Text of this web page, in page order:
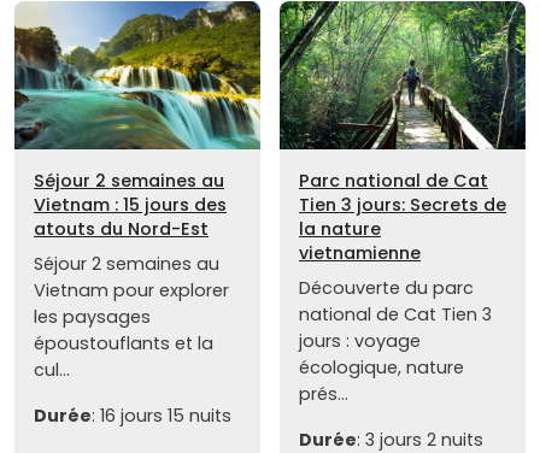
Séjour 2 semaines au
Vietnam : 15 jours des
atouts du Nord-Est
Séjour 2 semaines au
Vietnam pour explorer
les paysages
époustouflants et la
cul...
Durée: 16 jours 15 nuits
Parc national de Cat
Tien 3 jours: Secrets de
la nature
vietnamienne
Découverte du parc
national de Cat Tien 3
jours : voyage
écologique, nature
prés...
Durée: 3 jours 2 nuits